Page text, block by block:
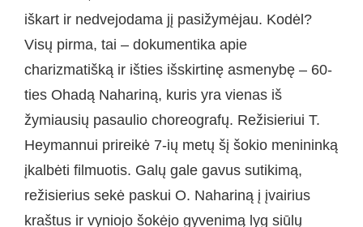
iškart ir nedvejodama jį pasižymėjau. Kodėl?
Visų pirma, tai – dokumentika apie
charizmatišką ir išties išskirtinę asmenybę – 60-
ties Ohadą Nahariną, kuris yra vienas iš
žymiausių pasaulio choreografų. Režisieriui T.
Heymannui prireikė 7-ių metų šį šokio menininką
įkalbėti filmuotis. Galų gale gavus sutikimą,
režisierius sekė paskui O. Nahariną į įvairius
kraštus ir vyniojo šokėjo gyvenimą lyg siūlų